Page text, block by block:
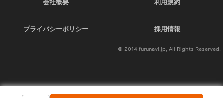
会社概要 利用規約
プライバシーポリシー 採用情報
© 2014 furunavi.jp, All Rights Reserved.